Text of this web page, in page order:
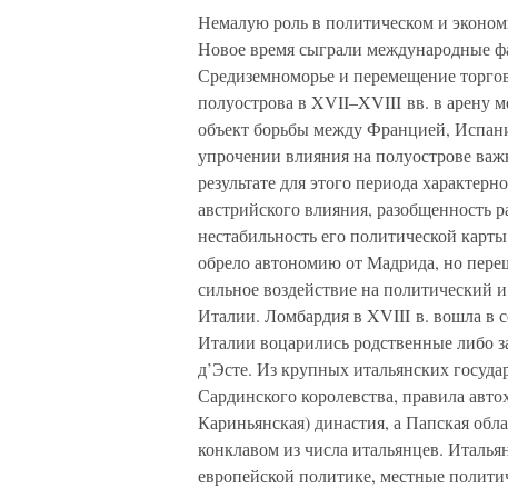
Немалую роль в политическом и
Новое время сыграли международные
Средиземноморье и перемещение
полуострова в XVII–XVIII вв. в арену
объект борьбы между Францией,
упрочении влияния на полуострове
результате для этого периода
австрийского влияния, разобщенность
нестабильность его политической
обрело автономию от Мадрида, но
сильное воздействие на
Италии. Ломбардия в XVIII в. вошла в
Италии воцарились родственные либо
д’Эсте. Из крупных итальянских
Сардинского королевства, правила
Кариньянская) династия, а Папская
конклавом из числа итальянцев.
европейской политике, местные